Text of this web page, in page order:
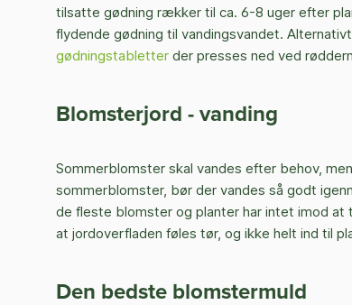
tilsatte gødning rækker til ca. 6-8 uger efter
flydende gødning til vandingsvandet.
gødningstabletterder presses ned ved
Blomsterjord - vanding
Sommerblomster skal vandes efter behov,
sommerblomster, bør der vandes så godt
de fleste blomster og planter har intet imod at
at jordoverfladen føles tør, og ikke helt ind til
Den bedste blomstermuld